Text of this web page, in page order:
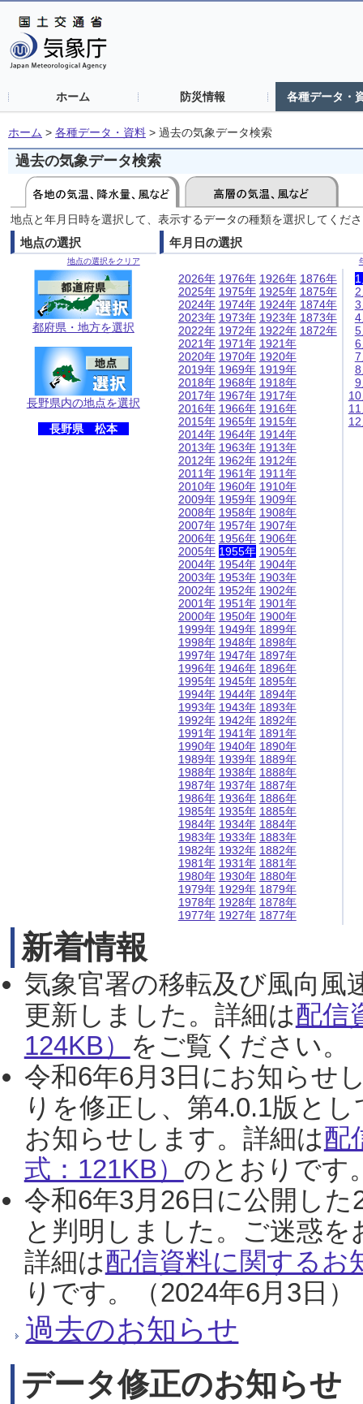
ホーム 防災情報 各種データ・
ホーム > 各種データ・資料 > 過去の気象データ検索
過去の気象データ検索
地点と年月日時を選択して、表示するデータの種類を選択してくだ
地点の選択
地点の選択をクリア
都府県・地方を選択
長野県内の地点を選択
長野県 松本
年月日の選択
2026年
2025年
2024年
2023年
2022年
2021年
2020年
2019年
2018年
2017年
2016年
2015年
2014年
2013年
2012年
2011年
2010年
2009年
2008年
2007年
2006年
2005年
2004年
2003年
2002年
2001年
2000年
1999年
1998年
1997年
1996年
1995年
1994年
1993年
1992年
1991年
1990年
1989年
1988年
1987年
1986年
1985年
1984年
1983年
1982年
1981年
1980年
1979年
1978年
1977年
1976年
1975年
1974年
1973年
1972年
1971年
1970年
1969年
1968年
1967年
1966年
1965年
1964年
1963年
1962年
1961年
1960年
1959年
1958年
1957年
1956年
1955年
1954年
1953年
1952年
1951年
1950年
1949年
1948年
1947年
1946年
1945年
1944年
1943年
1942年
1941年
1940年
1939年
1938年
1937年
1936年
1935年
1934年
1933年
1932年
1931年
1930年
1929年
1928年
1927年
1926年
1925年
1924年
1923年
1922年
1921年
1920年
1919年
1918年
1917年
1916年
1915年
1914年
1913年
1912年
1911年
1910年
1909年
1908年
1907年
1906年
1905年
1904年
1903年
1902年
1901年
1900年
1899年
1898年
1897年
1896年
1895年
1894年
1893年
1892年
1891年
1890年
1889年
1888年
1887年
1886年
1885年
1884年
1883年
1882年
1881年
1880年
1879年
1878年
1877年
1876年
1875年
1874年
1873年
1872年
新着情報
気象官署の移転及び風向風
更新しました。詳細は配信
124KB） をご覧ください。
令和6年6月3日にお知らせ
りを修正し、第4.0.1版と
お知らせします。詳細は配
式：121KB） のとおりです
令和6年3月26日に公開し
と判明しました。ご迷惑
詳細は配信資料に関するお
りです。（2024年6月3日）
過去のお知らせ
データ修正のお知らせ